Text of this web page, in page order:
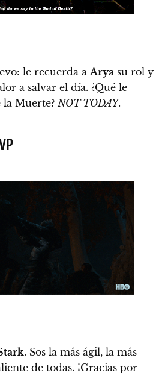
le recuerda a Arya su rol y
a salvar el día. ¿Qué le
la Muerte? NOT TODAY.
. Sos la más ágil, la más
de todas. ¡Gracias por